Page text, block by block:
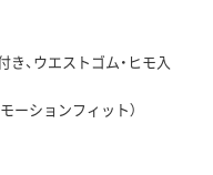
、ウエストゴム・ヒモ入
ーションフィット）